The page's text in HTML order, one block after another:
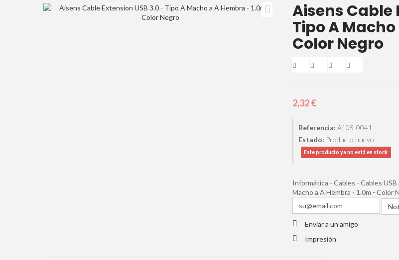
Aisens Cable
Tipo A
Color Negro
2,32 €
Referencia: A105-0041
Estado: Producto nuevo
Este producto ya no está en stock
Informática - Cables - Cables
Macho a A Hembra - 1.0m - Color
Enviar a un amigo
Impresión